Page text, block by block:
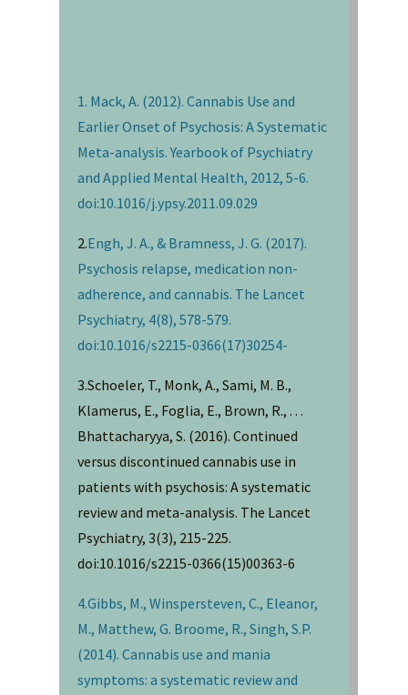
1. Mack, A. (2012). Cannabis Use and
Earlier Onset of Psychosis: A Systematic
Meta-analysis. Yearbook of Psychiatry
and Applied Mental Health, 2012, 5-6.
doi:10.1016/j.ypsy.2011.09.029
2.Engh, J. A., & Bramness, J. G. (2017).
Psychosis relapse, medication non-
adherence, and cannabis. The Lancet
Psychiatry, 4(8), 578-579.
doi:10.1016/s2215-0366(17)30254-
3.Schoeler, T., Monk, A., Sami, M. B.,
Klamerus, E., Foglia, E., Brown, R., . . .
Bhattacharyya, S. (2016). Continued
versus discontinued cannabis use in
patients with psychosis: A systematic
review and meta-analysis. The Lancet
Psychiatry, 3(3), 215-225.
doi:10.1016/s2215-0366(15)00363-6
4.Gibbs, M., Winspersteven, C., Eleanor,
M., Matthew, G. Broome, R., Singh, S.P.
(2014). Cannabis use and mania
symptoms: a systematic review and